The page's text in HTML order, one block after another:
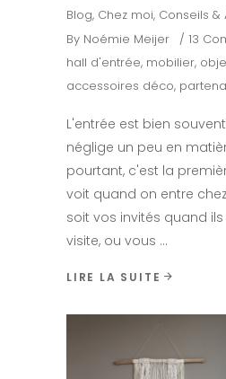
Blog, Chez moi, Conseils
By Noémie Meijer
13
hall d'entrée, mobilier,
accessoires déco,
L'entrée est bien
néglige un peu en
pourtant, c'est la
voit quand on entre
soit vos invités quand
visite, ou vous
LIRE LA SUITE